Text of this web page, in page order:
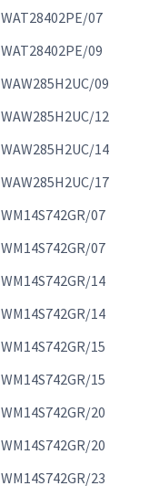
WAT28402PE/07
WAT28402PE/09
WAW285H2UC/09
WAW285H2UC/12
WAW285H2UC/14
WAW285H2UC/17
WM14S742GR/07
WM14S742GR/07
WM14S742GR/14
WM14S742GR/14
WM14S742GR/15
WM14S742GR/15
WM14S742GR/20
WM14S742GR/20
WM14S742GR/23